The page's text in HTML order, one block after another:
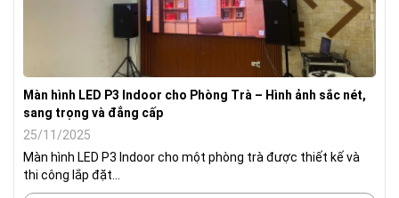
Màn hình LED P3 Indoor cho Phòng Trà – Hình ảnh sắc nét,
sang trọng và đẳng cấp
25/11/2025
Màn hình LED P3 Indoor cho một phòng trà được thiết kế và
thi công lắp đặt...